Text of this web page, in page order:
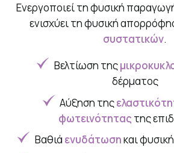
Ενεργοποιεί τη φυσική
ενισχύει τη φυσική
συστατικών.
Βελτίωση της
δέρματος
Αύξηση της
φωτεινότητας της
Βαθιά ενυδάτωσηκαι φυσική